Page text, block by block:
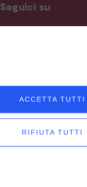
Seguici su
ACCETTA TUTTI
RIFIUTA TUTTI